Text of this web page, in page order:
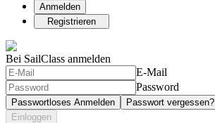
Anmelden
Registrieren
Bei SailClass anmelden
E-Mail
Password
Passwortloses Anmelden
Passwort vergessen?
Einloggen